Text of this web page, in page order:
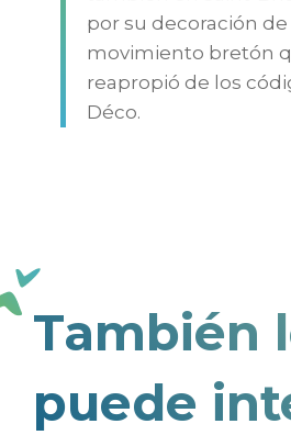
por su decoración de
movimiento bretón
reapropió de los
Déco.
También
puede